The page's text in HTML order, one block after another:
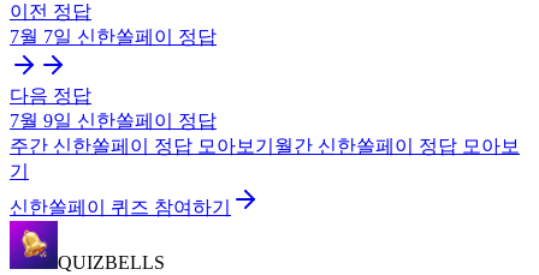
이전 정답
7월 7일 신한쏠페이 정답
다음 정답
7월 9일 신한쏠페이
정답
주간 신한쏠페이 정답 모아보기 월간 신한쏠페이
정답 모아보
기
신한쏠페이 퀴즈 참여하기
QUIZBELLS